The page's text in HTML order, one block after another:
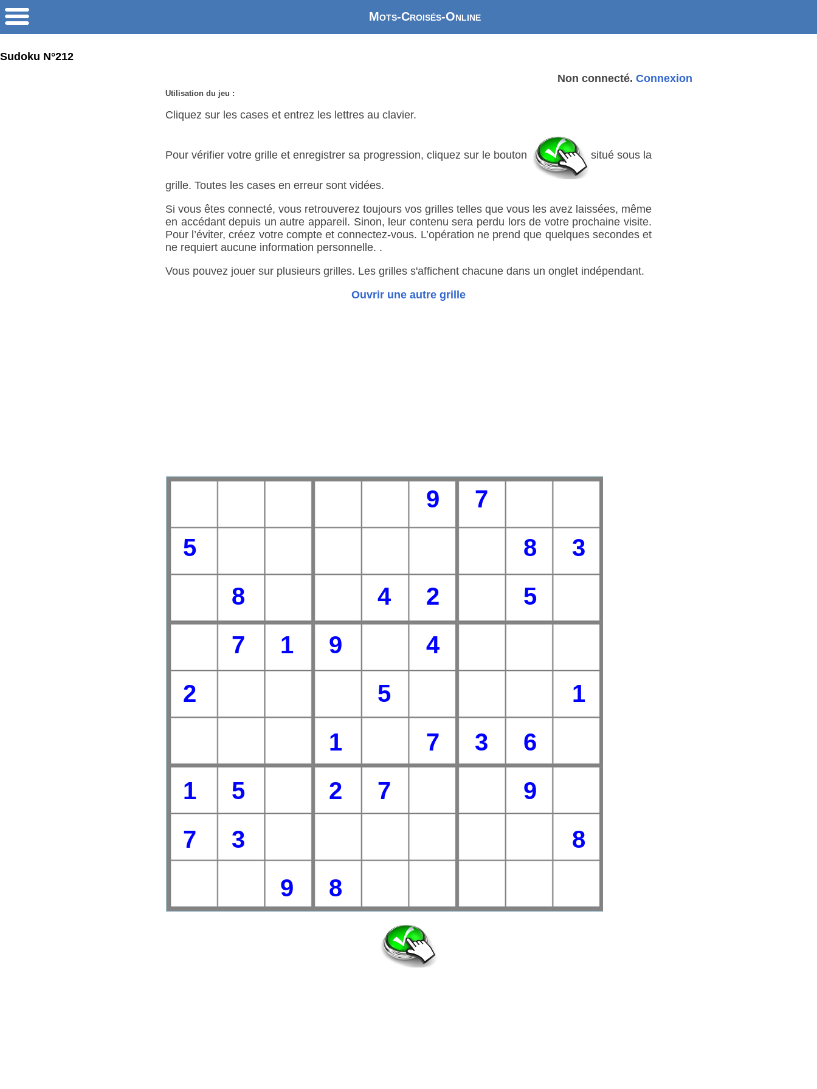
Mots-Croisés-Online
Sudoku N°212
Non connecté. Connexion
Utilisation du jeu :
Cliquez sur les cases et entrez les lettres au clavier.
Pour vérifier votre grille et enregistrer sa progression, cliquez sur le bouton situé sous la
grille. Toutes les cases en erreur sont vidées.
Si vous êtes connecté, vous retrouverez toujours vos grilles telles que vous les avez laissées, même
en accédant depuis un autre appareil. Sinon, leur contenu sera perdu lors de votre prochaine visite.
Pour l’éviter, créez votre compte et connectez-vous. L’opération ne prend que quelques secondes et
ne requiert aucune information personnelle. .
Vous pouvez jouer sur plusieurs grilles. Les grilles s'affichent chacune dans un onglet indépendant.
Ouvrir une autre grille